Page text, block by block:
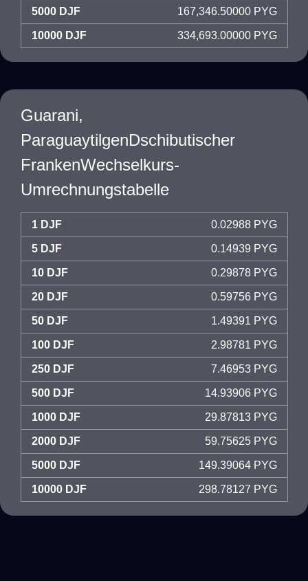
5000 DJF 167,346.50000 PYG
10000 DJF 334,693.00000 PYG
Guarani,
ParaguaytilgenDschibutischer
FrankenWechselkurs-
Umrechnungstabelle
1 DJF 0.02988 PYG
5 DJF 0.14939 PYG
10 DJF 0.29878 PYG
20 DJF 0.59756 PYG
50 DJF 1.49391 PYG
100 DJF 2.98781 PYG
250 DJF 7.46953 PYG
500 DJF 14.93906 PYG
1000 DJF 29.87813 PYG
2000 DJF 59.75625 PYG
5000 DJF 149.39064 PYG
10000 DJF 298.78127 PYG